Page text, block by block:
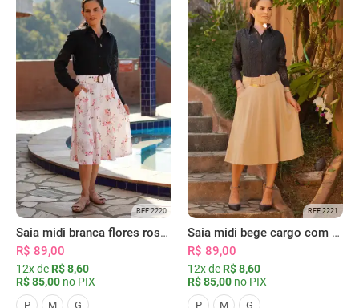
REF 2220
Saia midi branca flores rosas com bolsos
R$ 89,00
12x de R$ 8,60
R$ 85,00 no PIX
P M G
REF 2221
Saia midi bege cargo com bolsos
R$ 89,00
12x de R$ 8,60
R$ 85,00 no PIX
P M G